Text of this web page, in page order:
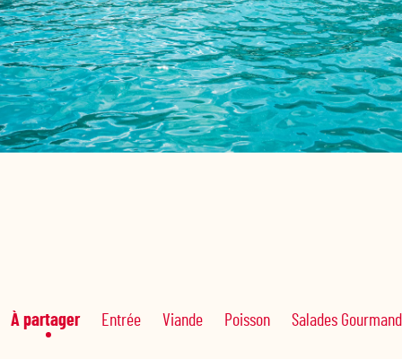
À partager Entrée Viande Poisson Salades